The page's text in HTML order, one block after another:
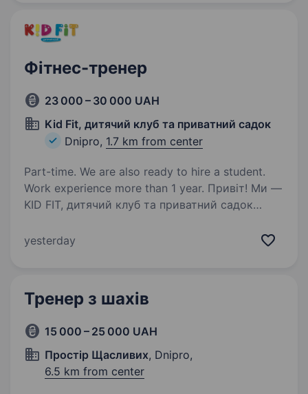
Фітнес-тренер
23 000 – 30 000 UAH
Kid Fit, дитячий клуб та приватний садок
Dnipro, 1.7 km from center
Part-time. We are also ready to hire a student.
Work experience more than 1 year. Привіт! Ми —
KID FIT, дитячий клуб та приватний садок
ми допомагаємо дітям розкривати свої
yesterday
Тренер з шахів
15 000 – 25 000 UAH
Простір Щасливих, Dnipro,
6.5 km from center